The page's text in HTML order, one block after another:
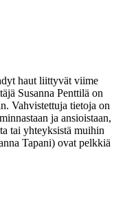
haut liittyvät viime
Susanna Penttilä on
Vahvistettuja tietoja on
ja ansioistaan,
tai yhteyksistä muihin
Tapani) ovat pelkkiä